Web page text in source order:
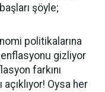
şöyle;
politikalarına
gizliyor
farkını
Oysa her